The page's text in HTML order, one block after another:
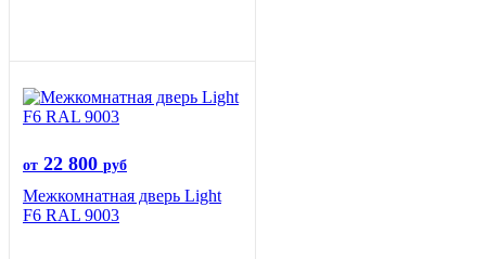
от 22 800 руб
Межкомнатная дверь Light
F6 RAL 9003